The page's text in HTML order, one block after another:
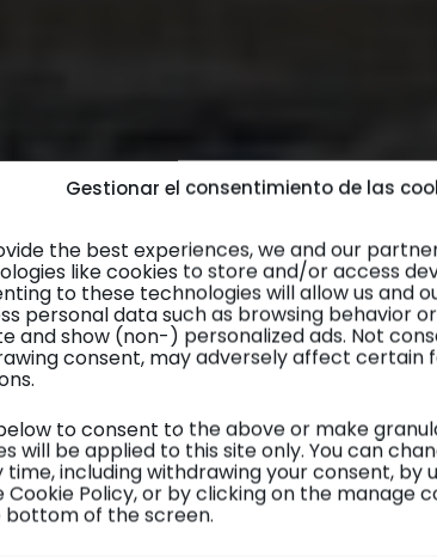
Gestionar el consentimiento de las
the best experiences, we and our
like cookies to store and/or access
to these technologies will allow us and
personal data such as browsing behavior
and show (non-) personalized ads. Not
consent, may adversely affect certain
to consent to the above or make
will be applied to this site only. You can
time, including withdrawing your consent, by
Cookie Policy, or by clicking on the manage
of the screen.